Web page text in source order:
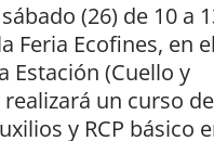
(26) de 10 a
Feria Ecofines, en el
Estación (Cuello y
realizará un curso de
y RCP básico